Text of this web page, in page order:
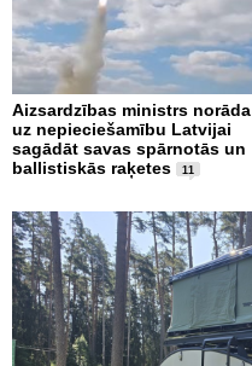
Aizsardzības ministrs norāda
uz nepieciešamību Latvijai
sagādāt savas spārnotās un
ballistiskās raķetes
11